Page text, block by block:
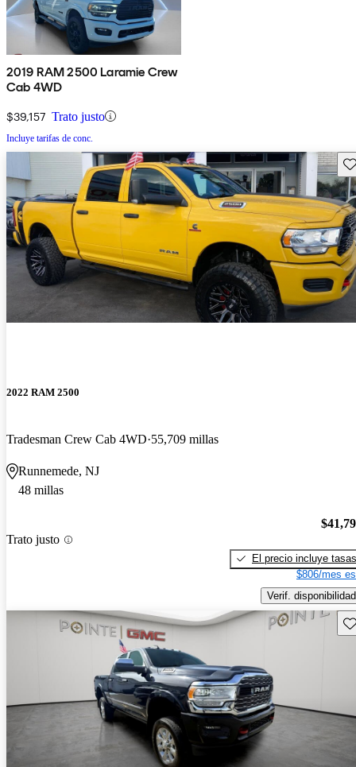
2019 RAM 2500 Laramie Crew
Cab 4WD
$39,157 Trato justo
Incluye tarifas de conc.
2022 RAM 2500
Tradesman Crew Cab 4WD 55,709 millas
Runnemede, NJ
48 millas
Trato justo
El precio incluye tasas
$806/mes
Verif. disponibilidad